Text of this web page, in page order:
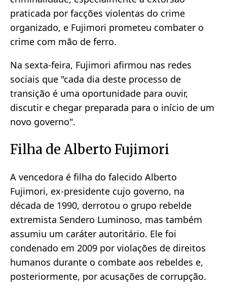
praticada por facções violentas do crime
organizado, e Fujimori prometeu combater o
crime com mão de ferro.
Na sexta-feira, Fujimori afirmou nas redes
sociais que "cada dia deste processo de
transição é uma oportunidade para ouvir,
discutir e chegar preparada para o início de um
novo governo".
Filha de Alberto Fujimori
A vencedora é filha do falecido Alberto
Fujimori, ex-presidente cujo governo, na
década de 1990, derrotou o grupo rebelde
extremista Sendero Luminoso, mas também
assumiu um caráter autoritário. Ele foi
condenado em 2009 por violações de direitos
humanos durante o combate aos rebeldes e,
posteriormente, por acusações de corrupção.